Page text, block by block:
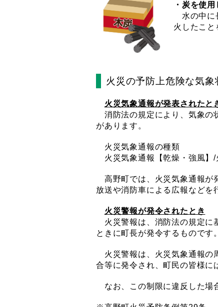
・炭を使
水の中に
火したこと
火災の予防上危険な気象
火災気象通報が発表されたと
消防法の規定により、気象の
があります。
火災気象通報の種類
火災気象通報【乾燥・強風】/
高野町では、火災気象通報が
放送や消防車による広報などを
火災警報が発令されたとき
火災警報は、消防法の規定に
ときに町長が発令するものです。
火災警報は、火災気象通報の
合等に発令され、町民の皆様に
なお、この制限に違反した場